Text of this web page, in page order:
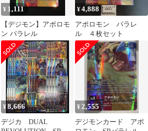
¥ 1,111
【デジモン】アポロモ
ン パラレル
¥4,888
アポロモン パラレ
ル ４枚セット
¥8,666
デジカ DUAL
¥ 2,555
デジモンカード アポ